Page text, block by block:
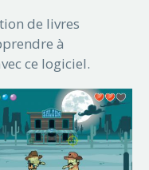
de livres
à
ce logiciel.